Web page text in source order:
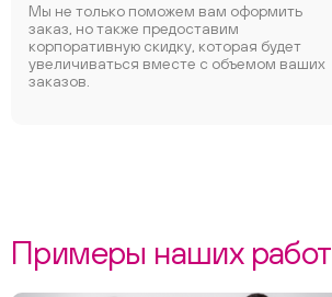
Мы не только поможем вам оформить
заказ, но также предоставим
корпоративную скидку, которая будет
увеличиваться вместе с объемом ваших
заказов.
Примеры наших работ